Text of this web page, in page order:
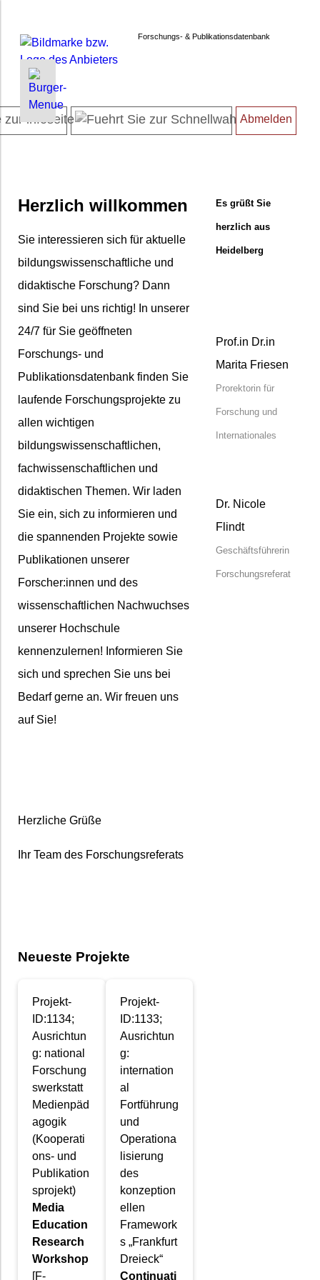
Forschungs- & Publikationsdatenbank
INFORMATIONEN | SUCHEN
Projektübersicht
Suche in Publikationen
Barrierefreiheit
MYFORSCHUNGSDB
Meine Projekte
Entwicklungsvorhaben
Publikationen bearbeiten
ACCOUNT
Abmelden Abmelden
Herzlich willkommen
Sie interessieren sich für aktuelle
bildungswissenschaftliche und
didaktische Forschung? Dann
sind Sie bei uns richtig! In unserer
24/7 für Sie geöffneten
Forschungs- und
Publikationsdatenbank finden Sie
laufende Forschungsprojekte zu
allen wichtigen
bildungswissenschaftlichen,
fachwissenschaftlichen und
didaktischen Themen. Wir laden
Sie ein, sich zu informieren und
die spannenden Projekte sowie
Publikationen unserer
Forscher:innen und des
wissenschaftlichen Nachwuchses
unserer Hochschule
kennenzulernen! Informieren Sie
sich und sprechen Sie uns bei
Bedarf gerne an. Wir freuen uns
auf Sie!
Herzliche Grüße
Ihr Team des Forschungsreferats
Neueste Projekte
Projekt-
ID:1134;
Ausrichtun
g: national
Forschung
swerkstatt
Medienpäd
agogik
(Kooperati
ons- und
Publikation
sprojekt)
Media
Education
Research
Workshop
[F-
Projekt-
ID:1133;
Ausrichtun
g:
internation
al
Fortführung
und
Operationa
lisierung
des
konzeption
ellen
Framework
s „Frankfurt
Dreieck“
Continuati
Es grüßt Sie
herzlich aus
Heidelberg
Prof.in Dr.in
Marita Friesen
Prorektorin für
Forschung und
Internationales
Dr. Nicole
Flindt
Geschäftsführerin
Forschungsreferat